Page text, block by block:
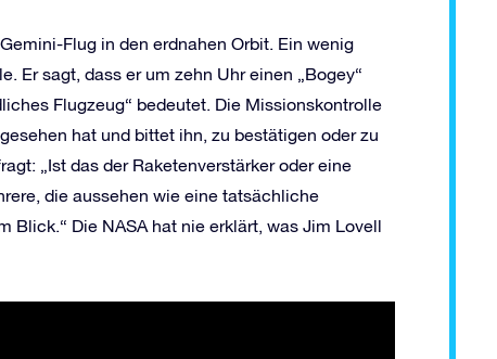
Flug in den erdnahen Orbit. Ein wenig
Er sagt, dass er um zehn Uhr einen „Bogey“
Flugzeug“ bedeutet. Die Missionskontrolle
hat und bittet ihn, zu bestätigen oder zu
„Ist das der Raketenverstärker oder eine
die aussehen wie eine tatsächliche
Blick.“ Die NASA hat nie erklärt, was Jim Lovell